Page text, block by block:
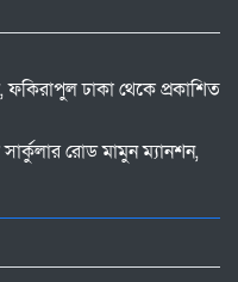
ঢাকা থেকে প্রকাশিত
সার্কুলার রোড মামুন ম্যানশন,